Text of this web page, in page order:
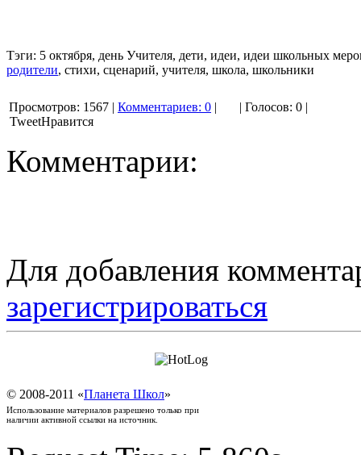
Тэги: 5 октября, день Учителя, дети, идеи, идеи школьных
родители, стихи, сценарий, учителя, школа, школьники
Просмотров: 1567 | Комментариев: 0 | | Голосов: 0 |
TweetНравится
Комментарии:
Для добавления
зарегистрироваться
© 2008-2011 «Планета Школ»
Использование материалов разрешено только при
наличии активной ссылки на источник.